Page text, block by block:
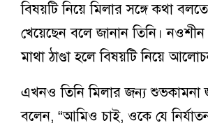
বিষয়টি নিয়ে মিলার সঙ্গে কথা বলতে
খেয়েছেন বলে জানান তিনি।
মাথা ঠাণ্ডা হলে বিষয়টি নিয়ে
এখনও তিনি মিলার জন্য শুভকামনা
বলেন, “আমিও চাই, ওকে যে